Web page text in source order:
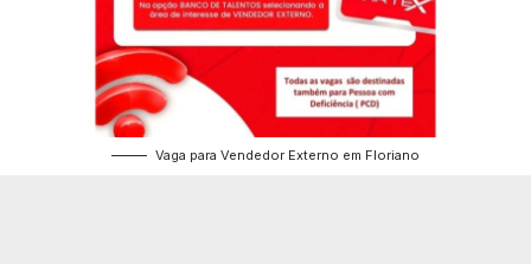
Vaga para Vendedor Externo em Floriano